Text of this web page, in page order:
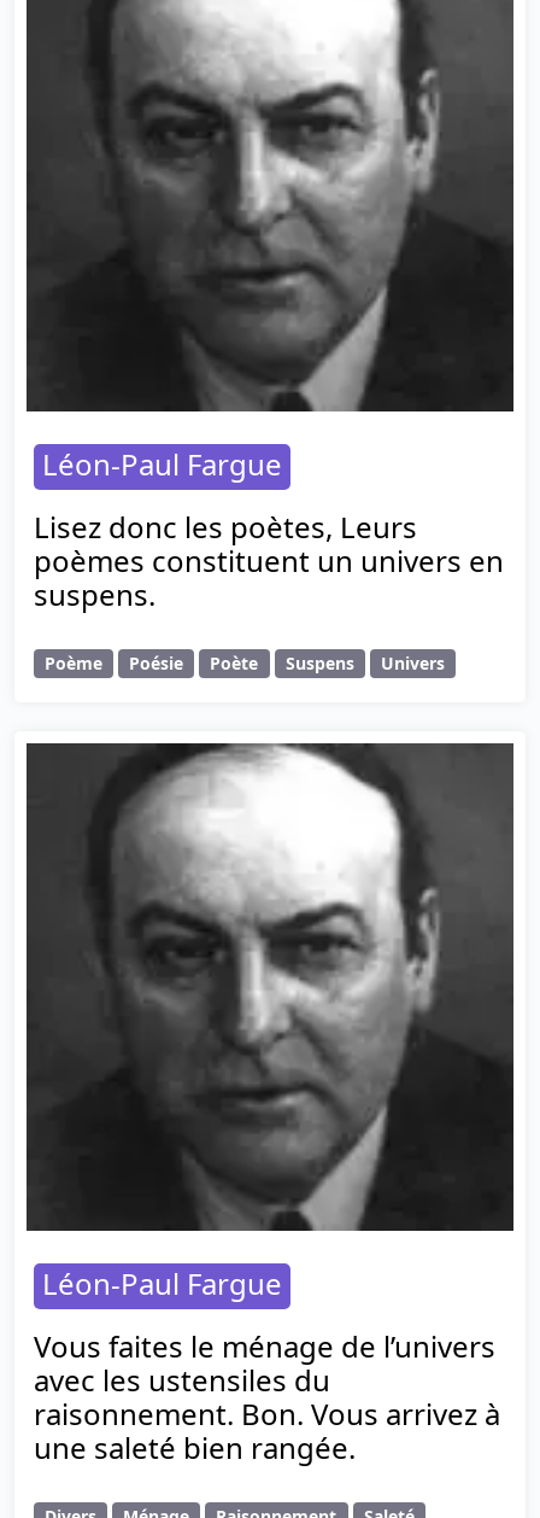
Léon-Paul Fargue
Lisez donc les poètes, Leurs
poèmes constituent un univers en
suspens.
Poème Poésie Poète Suspens Univers
Léon-Paul Fargue
Vous faites le ménage de l’univers
avec les ustensiles du
raisonnement. Bon. Vous arrivez à
une saleté bien rangée.